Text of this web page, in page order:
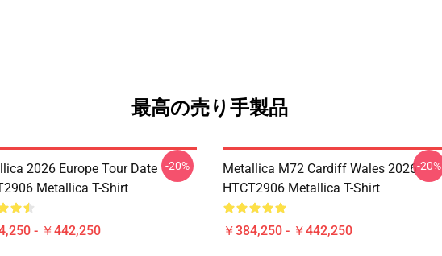
最高の売り手製品
2026 Europe Tour Date
Metallica T-Shirt
- ￥442,250
-20%
Metallica M72 Cardiff Wales 2026
HTCT2906 Metallica T-Shirt
￥384,250 - ￥442,250
-20%